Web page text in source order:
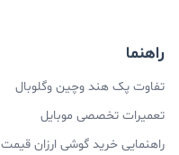
راهنما
تفاوت پک هند وچین وگلوبال
تعمیرات تخصصی موبایل
راهنمایی خرید گوشی ارزان قیمت